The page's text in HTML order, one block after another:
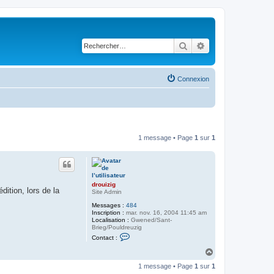
Rechercher
Connexion
1 message • Page 1 sur 1
drouizig
Site Admin
Messages : 484
Inscription : mar. nov. 16, 2004 11:45 am
Localisation : Gwened/Sant-
Brieg/Pouldreuzig
Contact :
lors de la
u
1 message • Page 1 sur 1